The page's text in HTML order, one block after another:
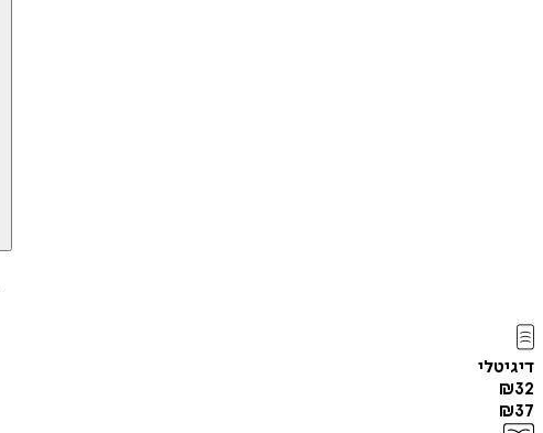
דיגיטלי
₪32
₪37